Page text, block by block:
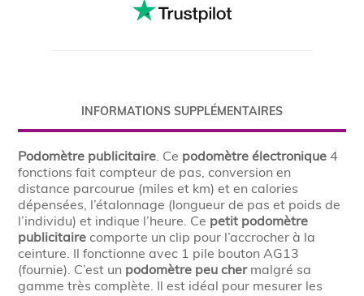
INFORMATIONS SUPPLÉMENTAIRES
Podomètre publicitaire. Ce podomètre électronique 4
fonctions fait compteur de pas, conversion en
distance parcourue (miles et km) et en calories
dépensées, l’étalonnage (longueur de pas et poids de
l’individu) et indique l’heure. Ce petit podomètre
publicitaire comporte un clip pour l’accrocher à la
ceinture. Il fonctionne avec 1 pile bouton AG13
(fournie). C’est un podomètre peu chermalgré sa
gamme très complète. Il est idéal pour mesurer les